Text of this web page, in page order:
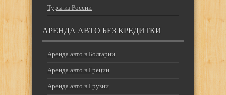
Туры из России
АРЕНДА АВТО БЕЗ КРЕДИТКИ
Аренда авто в Болгарии
Аренда авто в Греции
Аренда авто в Грузии